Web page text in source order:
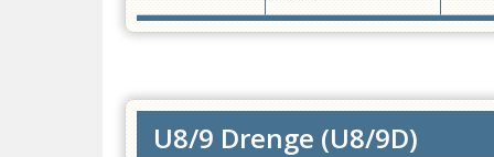
U8/9 Drenge (U8/9D)